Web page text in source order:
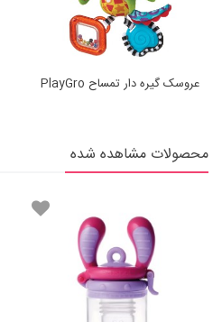
عروسک گیره دار تمساح PlayGro
محصولات مشاهده شده